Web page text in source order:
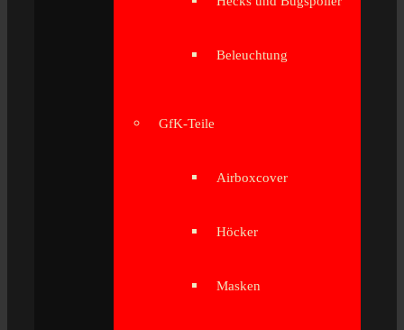
Beleuchtung
GfK-Teile
Airboxcover
Höcker
Masken